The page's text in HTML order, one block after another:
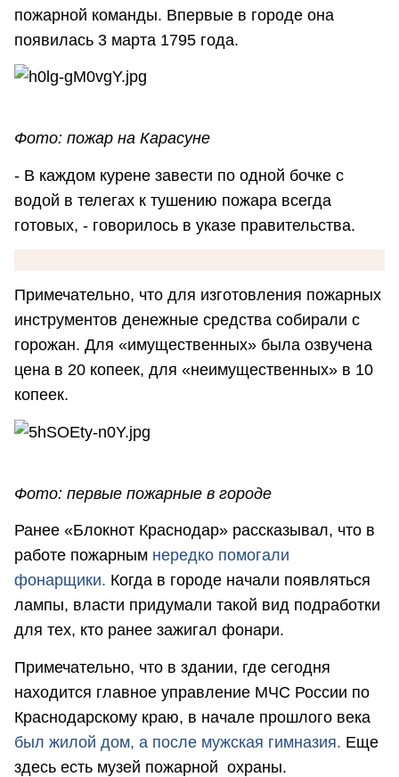
пожарной команды. Впервые в городе она
появилась 3 марта 1795 года.
Фото: пожар на Карасуне
- В каждом курене завести по одной бочке с
водой в телегах к тушению пожара всегда
готовых, - говорилось в указе правительства.
Примечательно, что для изготовления пожарных
инструментов денежные средства собирали с
горожан. Для «имущественных» была озвучена
цена в 20 копеек, для «неимущественных» в 10
копеек.
Фото: первые пожарные в городе
Ранее «Блокнот Краснодар» рассказывал, что в
работе пожарным нередко помогали
фонарщики. Когда в городе начали появляться
лампы, власти придумали такой вид подработки
для тех, кто ранее зажигал фонари.
Примечательно, что в здании, где сегодня
находится главное управление МЧС России по
Краснодарскому краю, в начале прошлого века
был жилой дом, а после мужская гимназия. Еще
здесь есть музей пожарной охраны.